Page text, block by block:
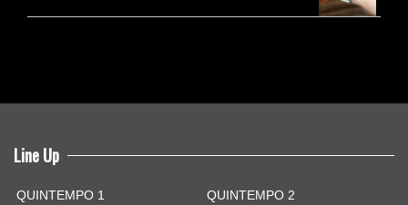
Line Up
QUINTEMPO 1
QUINTEMPO 2